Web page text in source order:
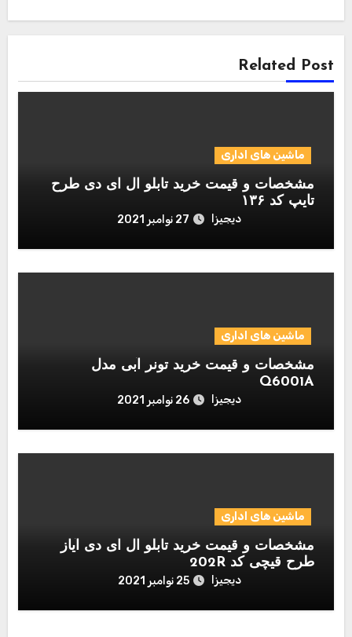
Related Post
ماشین های اداری
مشخصات و قیمت خرید تابلو ال ای دی طرح
تایپ کد ۱۳۶
دیجیزا 27 نوامبر 2021
ماشین های اداری
مشخصات و قیمت خرید تونر آبی مدل
Q6001A
دیجیزا 26 نوامبر 2021
ماشین های اداری
مشخصات و قیمت خرید تابلو ال ای دی آیاز
طرح قیچی کد 202R
دیجیزا 25 نوامبر 2021